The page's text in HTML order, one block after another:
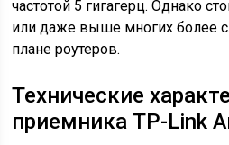
частотой 5 гигагерц. Однако
или даже выше многих более
плане роутеров.
Технические
приемника TP-Link